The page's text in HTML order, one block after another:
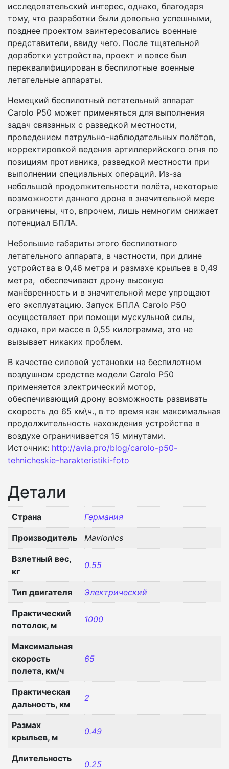
исследовательский интерес, однако, благодаря
тому, что разработки были довольно успешными,
позднее проектом заинтересовались военные
представители, ввиду чего. После тщательной
доработки устройства, проект и вовсе был
переквалифицирован в беспилотные военные
летательные аппараты.
Немецкий беспилотный летательный аппарат
Carolo P50 может применяться для выполнения
задач связанных с разведкой местности,
проведением патрульно-наблюдательных полётов,
корректировкой ведения артиллерийского огня по
позициям противника, разведкой местности при
выполнении специальных операций. Из-за
небольшой продолжительности полёта, некоторые
возможности данного дрона в значительной мере
ограничены, что, впрочем, лишь немногим снижает
потенциал БПЛА.
Небольшие габариты этого беспилотного
летательного аппарата, в частности, при длине
устройства в 0,46 метра и размахе крыльев в 0,49
метра, обеспечивают дрону высокую
манёвренность и в значительной мере упрощают
его эксплуатацию. Запуск БПЛА Carolo P50
осуществляет при помощи мускульной силы,
однако, при массе в 0,55 килограмма, это не
вызывает никаких проблем.
В качестве силовой установки на беспилотном
воздушном средстве модели Carolo P50
применяется электрический мотор,
обеспечивающий дрону возможность развивать
скорость до 65 км\ч., в то время как максимальная
продолжительность нахождения устройства в
воздухе ограничивается 15 минутами.
Источник: http://avia.pro/blog/carolo-p50-
tehnicheskie-harakteristiki-foto
Детали
Страна Германия
Производитель Mavionics
Взлетный вес,
кг
0.55
Тип двигателя Электрический
Практический
потолок, м
1000
Максимальная
скорость
полета, км/ч
65
Практическая
дальность, км
2
Размах
крыльев, м
0.49
Длительность
0.25